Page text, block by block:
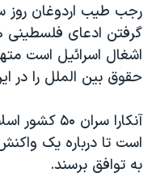
رجب طیب اردوغان روز
گرفتن ادعای فلسطینی
اشغال اسرائیل است
حقوق بین الملل را در
آنکارا
است تا درباره یک
به توافق برسند.